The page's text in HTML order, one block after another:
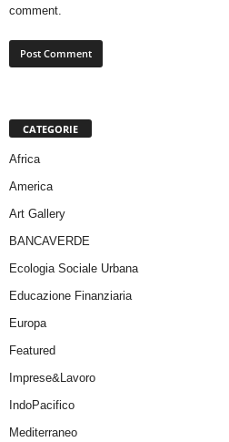
comment.
CATEGORIE
Africa
America
Art Gallery
BANCAVERDE
Ecologia Sociale Urbana
Educazione Finanziaria
Europa
Featured
Imprese&Lavoro
IndoPacifico
Mediterraneo